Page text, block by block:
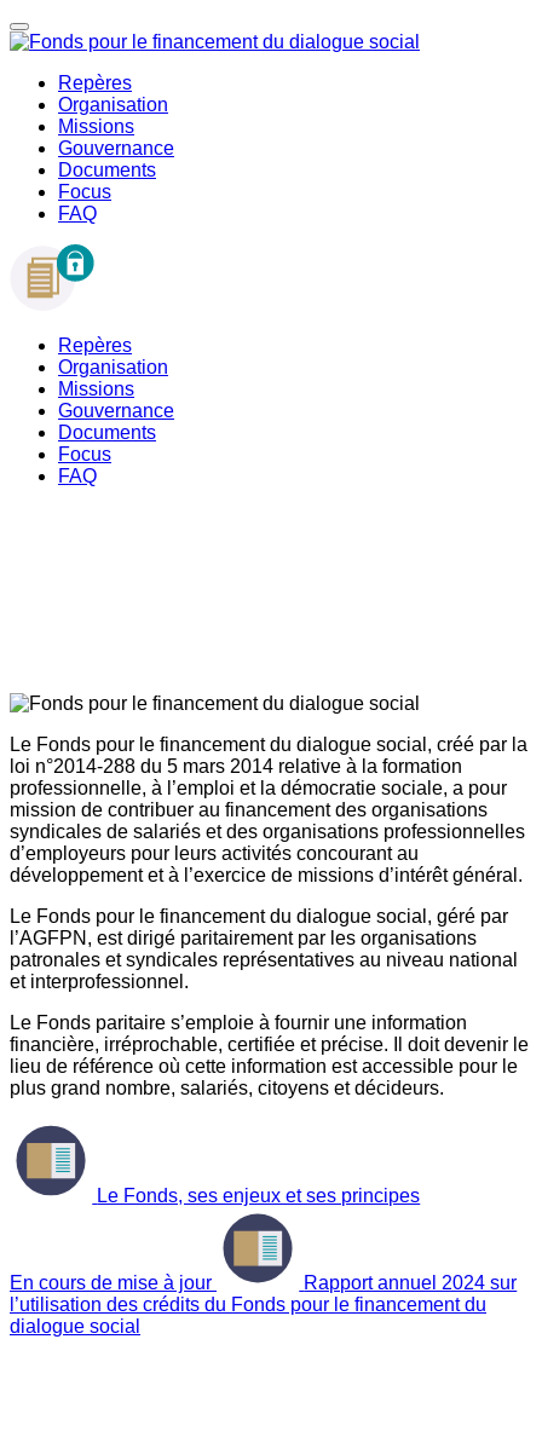
Repères
Organisation
Missions
Gouvernance
Documents
Focus
FAQ
Repères
Organisation
Missions
Gouvernance
Documents
Focus
FAQ
Le Fonds pour le financement du dialogue social, créé par la
loi n°2014-288 du 5 mars 2014 relative à la formation
professionnelle, à l’emploi et la démocratie sociale, a pour
mission de contribuer au financement des organisations
syndicales de salariés et des organisations professionnelles
d’employeurs pour leurs activités concourant au
développement et à l’exercice de missions d’intérêt général.
Le Fonds pour le financement du dialogue social, géré par
l’AGFPN, est dirigé paritairement par les organisations
patronales et syndicales représentatives au niveau national
et interprofessionnel.
Le Fonds paritaire s’emploie à fournir une information
financière, irréprochable, certifiée et précise. Il doit devenir le
lieu de référence où cette information est accessible pour le
plus grand nombre, salariés, citoyens et décideurs.
Le Fonds, ses enjeux et ses principes
En cours de mise à jour
Rapport annuel 2024 sur
l’utilisation des crédits du Fonds pour le financement du
dialogue social